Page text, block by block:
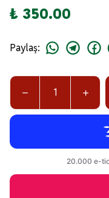
₺ 350.00
Paylaş: